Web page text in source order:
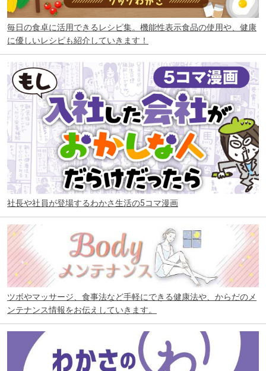
毎日の食卓に活用できるレシピ集。機能性表示食品の使用や、健康
に優しいレシピも紹介していきます！
社長や社員が登場するわかさ生活の5コマ漫画
ツボやマッサージ、食事法など手軽にできる健康法や、からだのメ
ンテナンス情報をお伝えしていきます。